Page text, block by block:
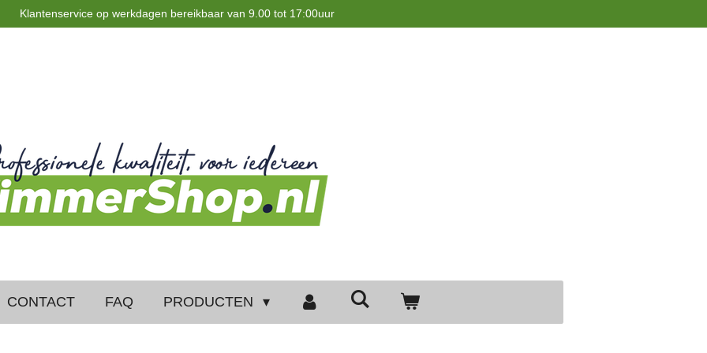
Klantenservice op werkdagen bereikbaar van 9.00 tot 17:00uur
CONTACT FAQ PRODUCTEN